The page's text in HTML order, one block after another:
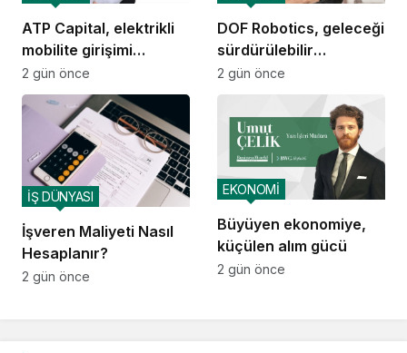
ATP Capital, elektrikli
mobilite girişimi
Voltivo’yu kuruyor
2 gün önce
DOF Robotics, geleceği
sürdürülebilir
teknolojiyle tasarlıyor
2 gün önce
İşveren Maliyeti Nasıl
Hesaplanır?
İŞ DÜNYASI
2 gün önce
Büyüyen ekonomiye,
küçülen alım gücü
EKONOMİ
2 gün önce